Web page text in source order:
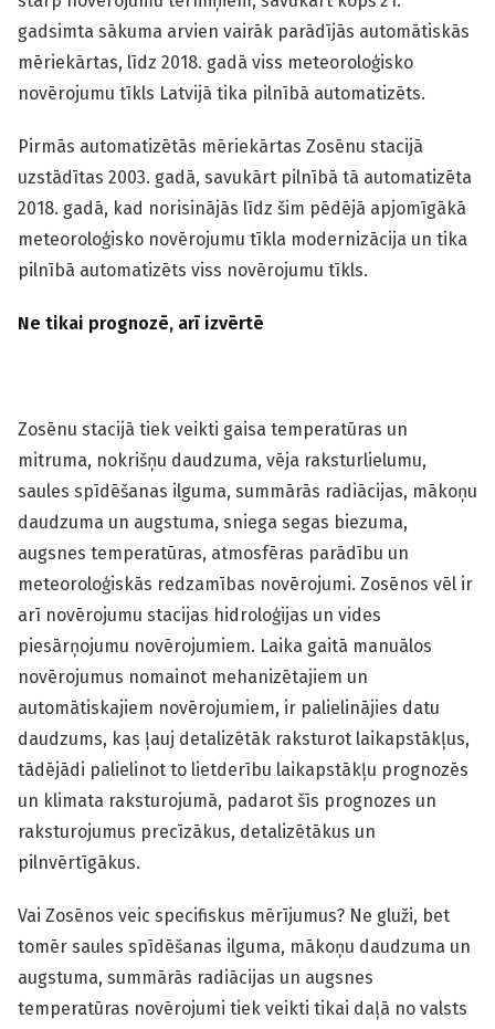
gadsimta sākuma arvien vairāk parādījās automātiskās
mēriekārtas, līdz 2018. gadā viss meteoroloģisko
novērojumu tīkls Latvijā tika pilnībā automatizēts.
Pirmās automatizētās mēriekārtas Zosēnu stacijā
uzstādītas 2003. gadā, savukārt pilnībā tā automatizēta
2018. gadā, kad norisinājās līdz šim pēdējā apjomīgākā
meteoroloģisko novērojumu tīkla modernizācija un tika
pilnībā automatizēts viss novērojumu tīkls.
Ne tikai prognozē, arī izvērtē
Zosēnu stacijā tiek veikti gaisa temperatūras un
mitruma, nokrišņu daudzuma, vēja raksturlielumu,
saules spīdēšanas ilguma, summārās radiācijas, mākoņu
daudzuma un augstuma, sniega segas biezuma,
augsnes temperatūras, atmosfēras parādību un
meteoroloģiskās redzamības novērojumi. Zosēnos vēl ir
arī novērojumu stacijas hidroloģijas un vides
piesārņojumu novērojumiem. Laika gaitā manuālos
novērojumus nomainot mehanizētajiem un
automātiskajiem novērojumiem, ir palielinājies datu
daudzums, kas ļauj detalizētāk raksturot laikapstākļus,
tādējādi palielinot to lietderību laikapstākļu prognozēs
un klimata raksturojumā, padarot šīs prognozes un
raksturojumus precīzākus, detalizētākus un
pilnvērtīgākus.
Vai Zosēnos veic specifiskus mērījumus? Ne gluži, bet
tomēr saules spīdēšanas ilguma, mākoņu daudzuma un
augstuma, summārās radiācijas un augsnes
temperatūras novērojumi tiek veikti tikai daļā no valsts